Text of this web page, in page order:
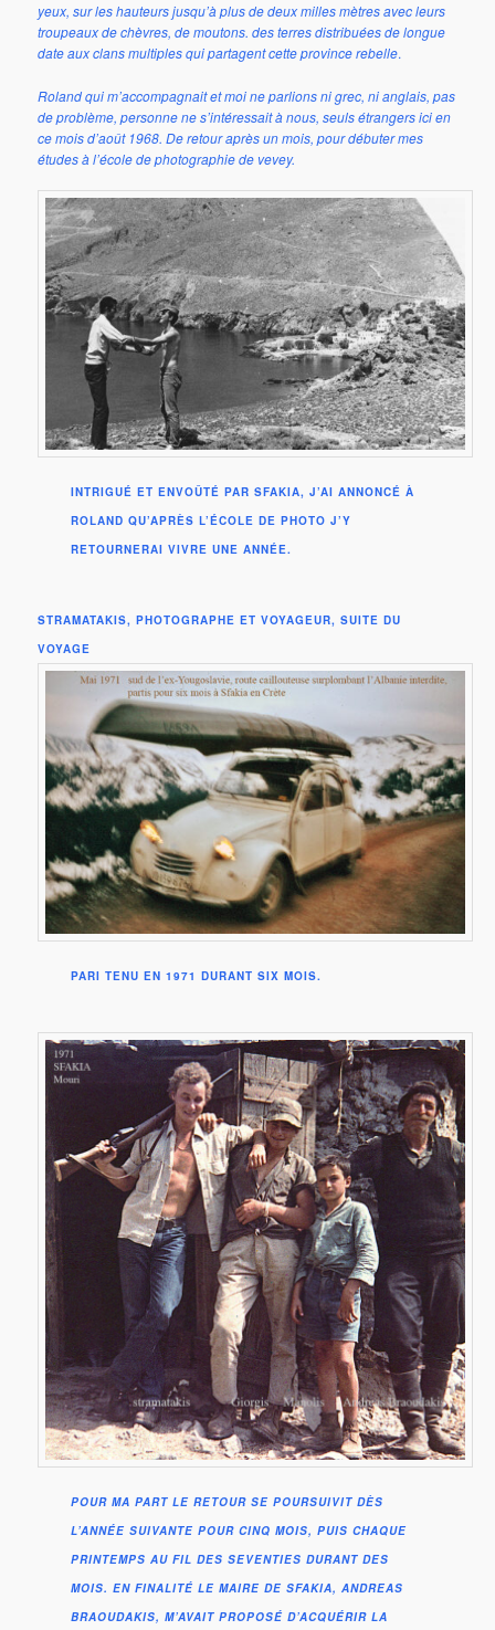
yeux, sur les hauteurs jusqu’à plus de deux milles mètres avec leurs
troupeaux de chèvres, de moutons. des terres distribuées de longue
date aux clans multiples qui partagent cette province rebelle.
Roland qui m’accompagnait et moi ne parlions ni grec, ni anglais, pas
de problème, personne ne s’intéressait à nous, seuls étrangers ici en
ce mois d’août 1968. De retour après un mois, pour débuter mes
études à l’école de photographie de vevey.
INTRIGUÉ ET ENVOÛTÉ PAR SFAKIA, J’AI ANNONCÉ À
ROLAND QU’APRÈS L’ÉCOLE DE PHOTO J’Y
RETOURNERAI VIVRE UNE ANNÉE.
STRAMATAKIS, PHOTOGRAPHE ET VOYAGEUR, SUITE DU
VOYAGE
PARI TENU EN 1971 DURANT SIX MOIS.
POUR MA PART LE RETOUR SE POURSUIVIT DÈS
L’ANNÉE SUIVANTE POUR CINQ MOIS, PUIS CHAQUE
PRINTEMPS AU FIL DES SEVENTIES DURANT DES
MOIS. EN FINALITÉ LE MAIRE DE SFAKIA, ANDREAS
BRAOUDAKIS, M’AVAIT PROPOSÉ D’ACQUÉRIR LA